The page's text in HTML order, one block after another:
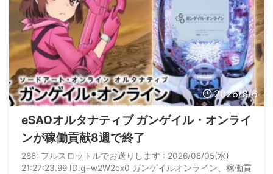
2026/8/6
eSAOオルタナティブ ガンゲイル・オンライ
ンが稼働貢献8週で終了
288: フルスロットルでお送りします : 2026/08/05(水)
21:27:23.99 ID:g+w2W2cx0 ガンゲイルオンライン、稼働貢